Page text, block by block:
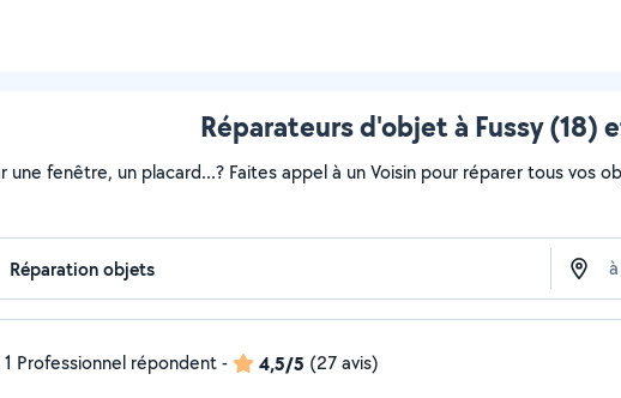
Réparateurs d'objet à Fussy (18)
une fenêtre, un placard...? Faites appel à un Voisin pour réparer tous vos
à
Professionnel répondent- 4,5/5 (27 avis)